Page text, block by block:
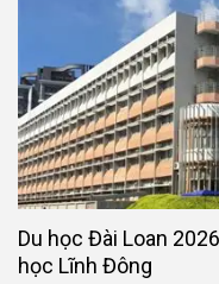
Du học Đài Loan
học Lĩnh Đông